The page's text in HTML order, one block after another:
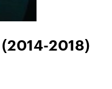
(2014-2018)